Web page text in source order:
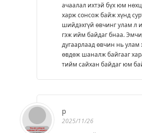
ачаалал ихтэй бүх юм
харж сонсож байж хүнд
шийдэхгүй өвчинг улам л
гэж ийм байдаг бнаа.
дугаарлаад өвчин нь улам
өвдөж шаналж байгааг
тийм сайхан байдаг юм
р
2025/11/26